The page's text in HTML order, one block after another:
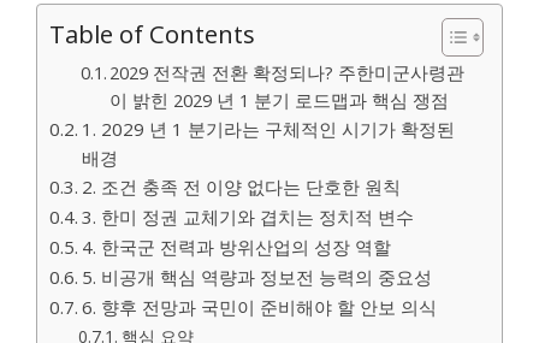
Table of Contents
2029 전작권 전환 확정되나? 주한미군사령관
이 밝힌 2029 년 1 분기 로드맵과 핵심 쟁점
1. 2029 년 1 분기라는 구체적인 시기가 확정된
배경
2. 조건 충족 전 이양 없다는 단호한 원칙
3. 한미 정권 교체기와 겹치는 정치적 변수
4. 한국군 전력과 방위산업의 성장 역할
5. 비공개 핵심 역량과 정보전 능력의 중요성
6. 향후 전망과 국민이 준비해야 할 안보 의식
핵심 요약